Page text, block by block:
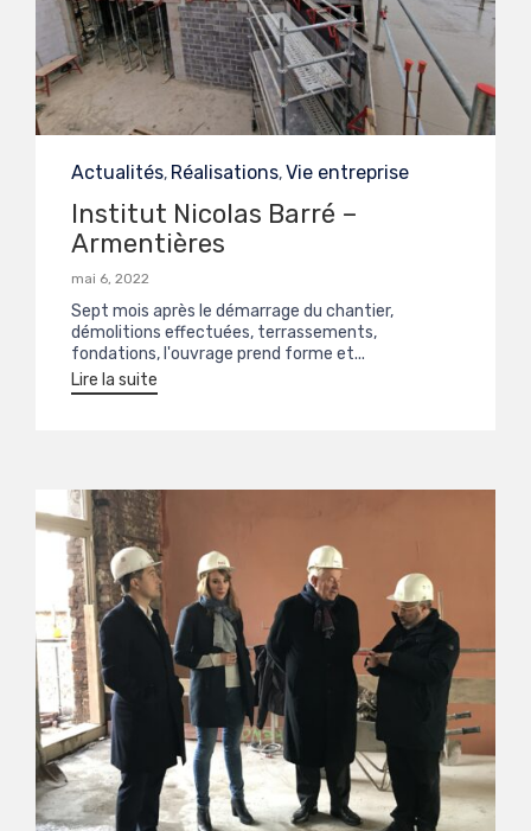
Category
Actualités, Réalisations,Vie entreprise
Institut Nicolas Barré –
Armentières
mai 6, 2022
Sept mois après le démarrage du chantier,
démolitions effectuées, terrassements,
fondations, l'ouvrage prend forme et...
Lire la suite